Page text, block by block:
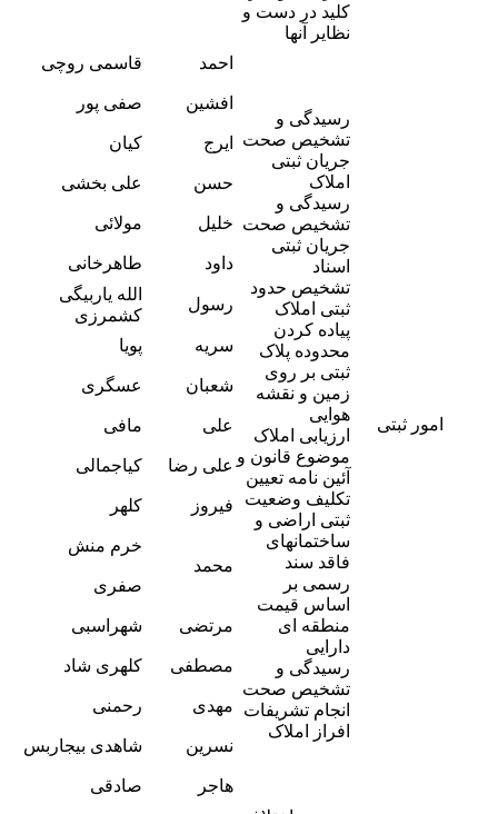
کلید در دست و
نظایر آنها
امور ثبتی
رسیدگی و
تشخیص صحت
جریان ثبتی
املاک
رسیدگی و
تشخیص صحت
جریان ثبتی
اسناد
تشخیص حدود
ثبتی املاک
پیاده کردن
محدوده پلاک
ثبتی بر روی
زمین و نقشه
هوایی
ارزیابی املاک
موضوع قانون و
آئین نامه تعیین
تکلیف وضعیت
ثبتی اراضی و
ساختمانهای
فاقد سند
رسمی بر
اساس قیمت
منطقه ای
دارایی
رسیدگی و
تشخیص صحت
انجام تشریفات
افراز املاک
احمد قاسمی روچی
افشین
صفی پور
ایرج
کیان
حسن
علی بخشی
خلیل
مولائی
داود
طاهرخانی
رسول
الله یاربیگی
کشمرزی
سریه
پویا
شعبان
عسگری
علی
مافی
علی رضا
کیاجمالی
فیروز
کلهر
محمد
خرم منش
صفری
مرتضی
شهراسبی
مصطفی
کلهری شاد
مهدی
رحمنی
نسرین
شاهدی بیجاربس
هاجر
صادقی